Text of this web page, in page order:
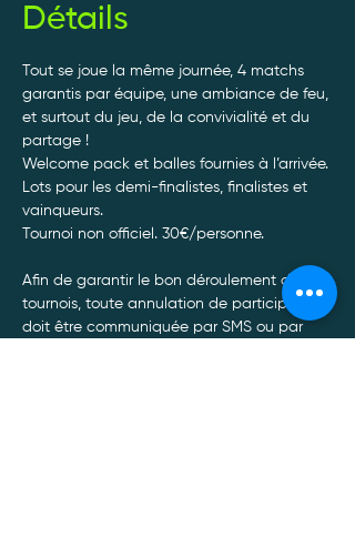
Détails
Tout se joue la même journée, 4 matchs
garantis par équipe, une ambiance de feu,
et surtout du jeu, de la convivialité et du
partage !
Welcome pack et balles fournies à l’arrivée.
Lots pour les demi-finalistes, finalistes et
vainqueurs.
Tournoi non officiel. 30€/personne.
Afin de garantir le bon déroulement de nos
tournois, toute annulation de participation
doit être communiquée par SMS ou par